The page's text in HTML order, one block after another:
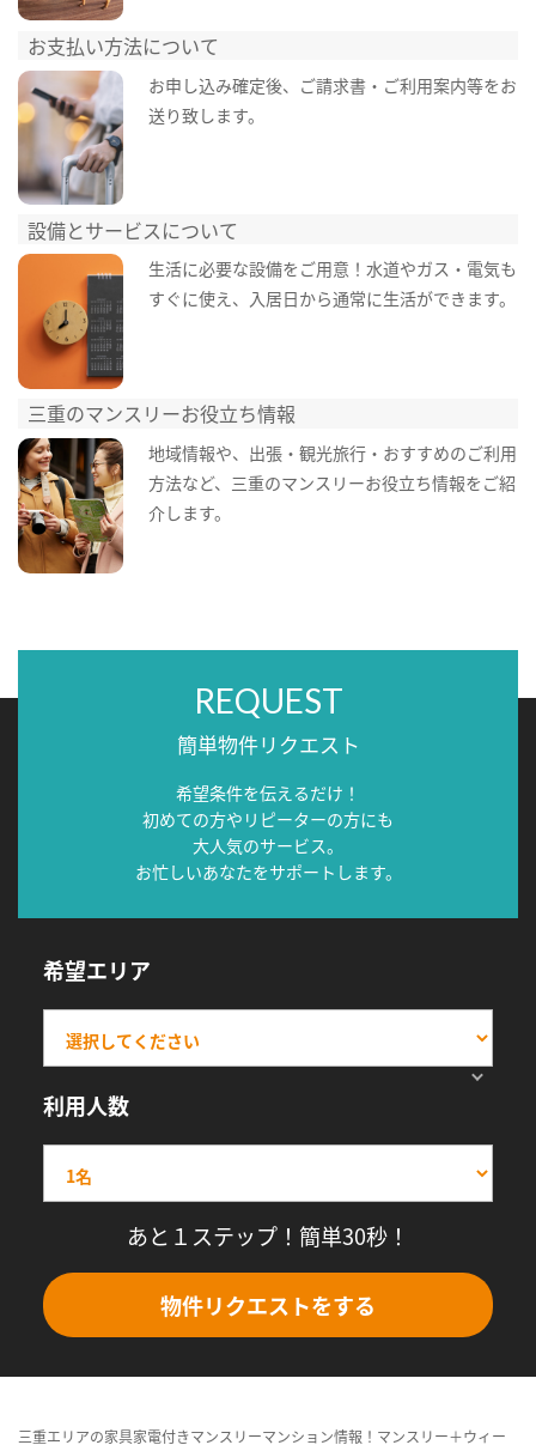
お支払い方法について
お申し込み確定後、ご請求書・ご利用案内等をお
送り致します。
設備とサービスについて
生活に必要な設備をご用意！水道やガス・電気も
すぐに使え、入居日から通常に生活ができます。
三重のマンスリーお役立ち情報
地域情報や、出張・観光旅行・おすすめのご利用
方法など、三重のマンスリーお役立ち情報をご紹
介します。
REQUEST
簡単物件リクエスト
希望条件を伝えるだけ！
初めての方やリピーターの方にも
大人気のサービス。
お忙しいあなたをサポートします。
希望エリア
利用人数
あと１ステップ！簡単30秒！
物件リクエストをする
三重エリアの家具家電付きマンスリーマンション情報！マンスリー＋ウィー